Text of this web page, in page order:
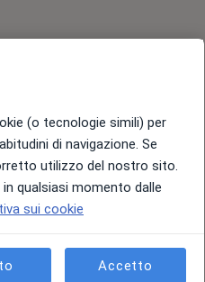
(o tecnologie simili) per
di navigazione. Se
utilizzo del nostro sito.
qualsiasi momento dalle
sui cookie
Accetto